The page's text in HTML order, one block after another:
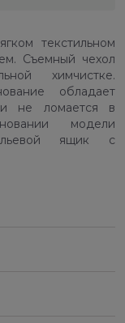
текстильном
Съемный чехол
химчистке.
обладает
не ломается в
модели
ящик с